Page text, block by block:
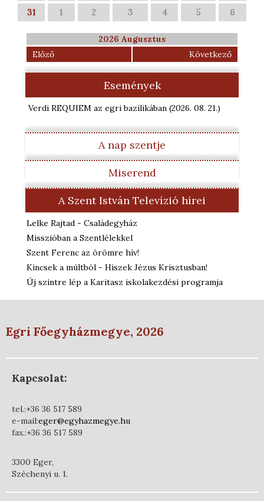
31
1 2 3 4 5 6
2026 Augusztus
Előző
Következő
Események
Verdi REQUIEM az egri bazilikában (2026. 08. 21.)
A nap szentje
Miserend
A Szent István Televízió hírei
Lelke Rajtad - Családegyház
Misszióban a Szentlélekkel
Szent Ferenc az örömre hív!
Kincsek a múltból - Hiszek Jézus Krisztusban!
Új szintre lép a Karitasz iskolakezdési programja
Egri Főegyházmegye, 2026
Kapcsolat:
tel.:+36 36 517 589
e-mail:eger@egyhazmegye.hu
fax.:+36 36 517 589
3300 Eger,
Széchenyi u. 1.